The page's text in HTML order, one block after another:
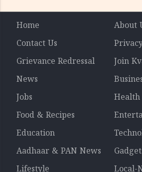
Home
About
Contact Us
Grievance Redressal
Join
News
Jobs
Health
Food & Recipes
Education
Aadhaar & PAN News
Lifestyle
Local-